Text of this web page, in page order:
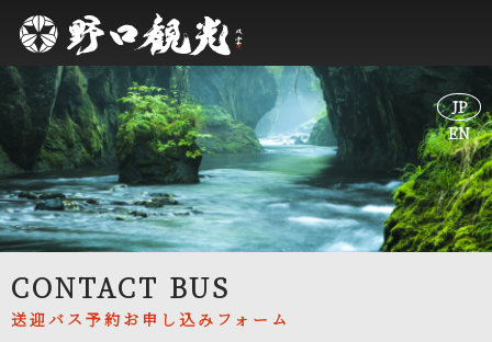
JP
EN
JP
EN
CONTACT BUS
送迎バス予約お申し込みフォーム